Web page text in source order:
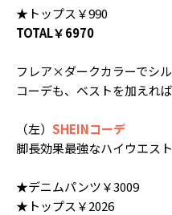
★トップス￥990
TOTAL￥6970
フレア×ダークカラーでシ
コーデも、ベストを加えれ
（左） SHEINコーデ
脚長効果最強なハイウエス
★デニムパンツ￥3009
★トップス￥2026